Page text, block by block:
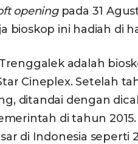
openingpada 31
bioskop ini hadiah di
adalah
Cineplex. Setelah
ditandai dengan
di tahun
di Indonesia seperti